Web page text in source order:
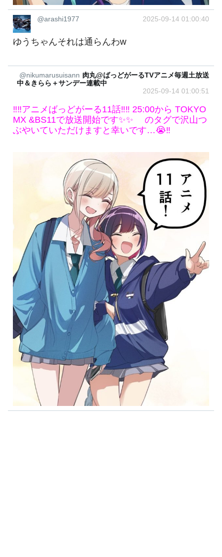
@arashi1977 2025-09-14 01:00:40
ゆうちゃんそれは通らんわw
@nikumarusuisann 肉丸@ばっどがーるTVアニメ毎週土放送
中＆きらら＋サンデー連載中
2025-09-14 01:00:51
‼️‼️アニメばっどがーる11話‼️‼️ 25:00から TOKYO
MX &BS11で放送開始です✨✨ のタグで沢山つ
ぶやいていただけますと幸いです…😭‼️